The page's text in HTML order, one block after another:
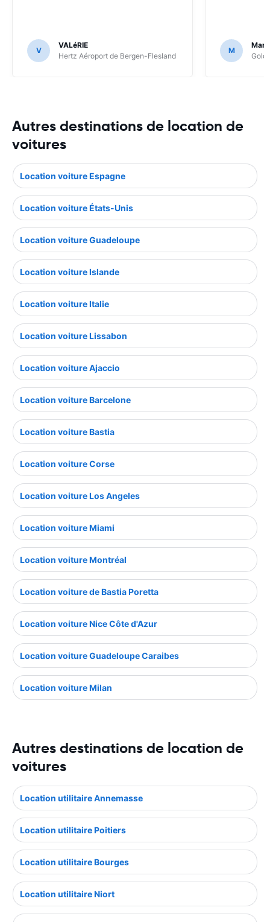
V
VALéRIE
Hertz Aéroport de Bergen-Flesland
M
Autres destinations de location de
voitures
Location voiture Espagne
Location voiture États-Unis
Location voiture Guadeloupe
Location voiture Islande
Location voiture Italie
Location voiture Lissabon
Location voiture Ajaccio
Location voiture Barcelone
Location voiture Bastia
Location voiture Corse
Location voiture Los Angeles
Location voiture Miami
Location voiture Montréal
Location voiture de Bastia Poretta
Location voiture Nice Côte d'Azur
Location voiture Guadeloupe Caraibes
Location voiture Milan
Autres destinations de location de
voitures
Location utilitaire Annemasse
Location utilitaire Poitiers
Location utilitaire Bourges
Location utilitaire Niort